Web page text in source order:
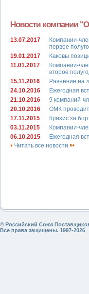
Новости компании
13.07.2017
Компании-
первое
19.01.2017
Каковы
11.01.2017
Компании-
второе
15.11.2016
Равнение на
24.10.2016
Ежегодная
21.10.2016
9 компаний-
20.10.2016
ОМК
17.11.2015
Кризис за
03.11.2015
Компании-
06.10.2015
Ежегодная
Читать все новости
© Российский Союз
Все права защищены. 1997-2026